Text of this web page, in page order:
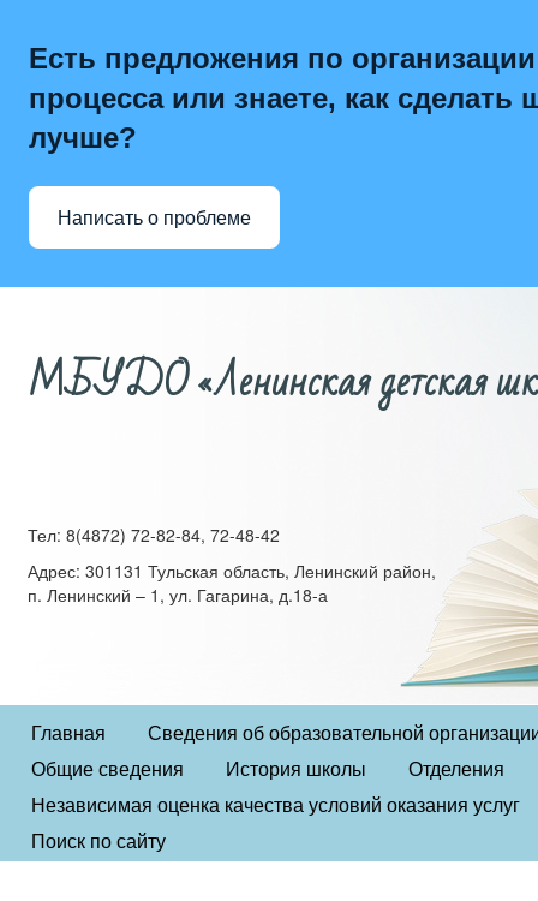
Есть предложения по
процесса или знаете, как сделать
лучше?
Написать о проблеме
МБУДО «Ленинская детская
Тел: 8(4872) 72-82-84, 72-48-42
Адрес: 301131 Тульская область, Ленинский район,
п. Ленинский – 1, ул. Гагарина, д.18-а
Главная
Сведения об образовательной
Общие сведения
История школы
Отделения
Независимая оценка качества условий оказания услуг
Поиск по сайту